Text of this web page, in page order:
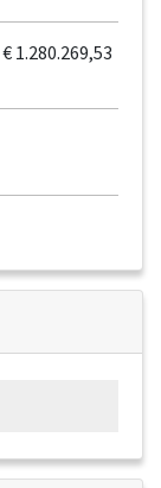
€ 1.280.269,53